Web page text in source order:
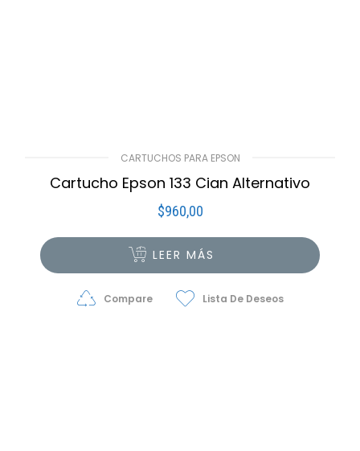
CARTUCHOS PARA EPSON
Cartucho Epson 133 Cian Alternativo
$960,00
LEER MÁS
Compare Lista De Deseos